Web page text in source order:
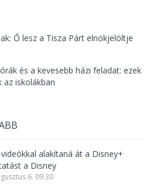
Ő lesz a Tisza Párt elnökjelöltje
és a kevesebb házi feladat: ezek
iskolákban
alakítaná át a Disney+
a Disney
6. 09:30